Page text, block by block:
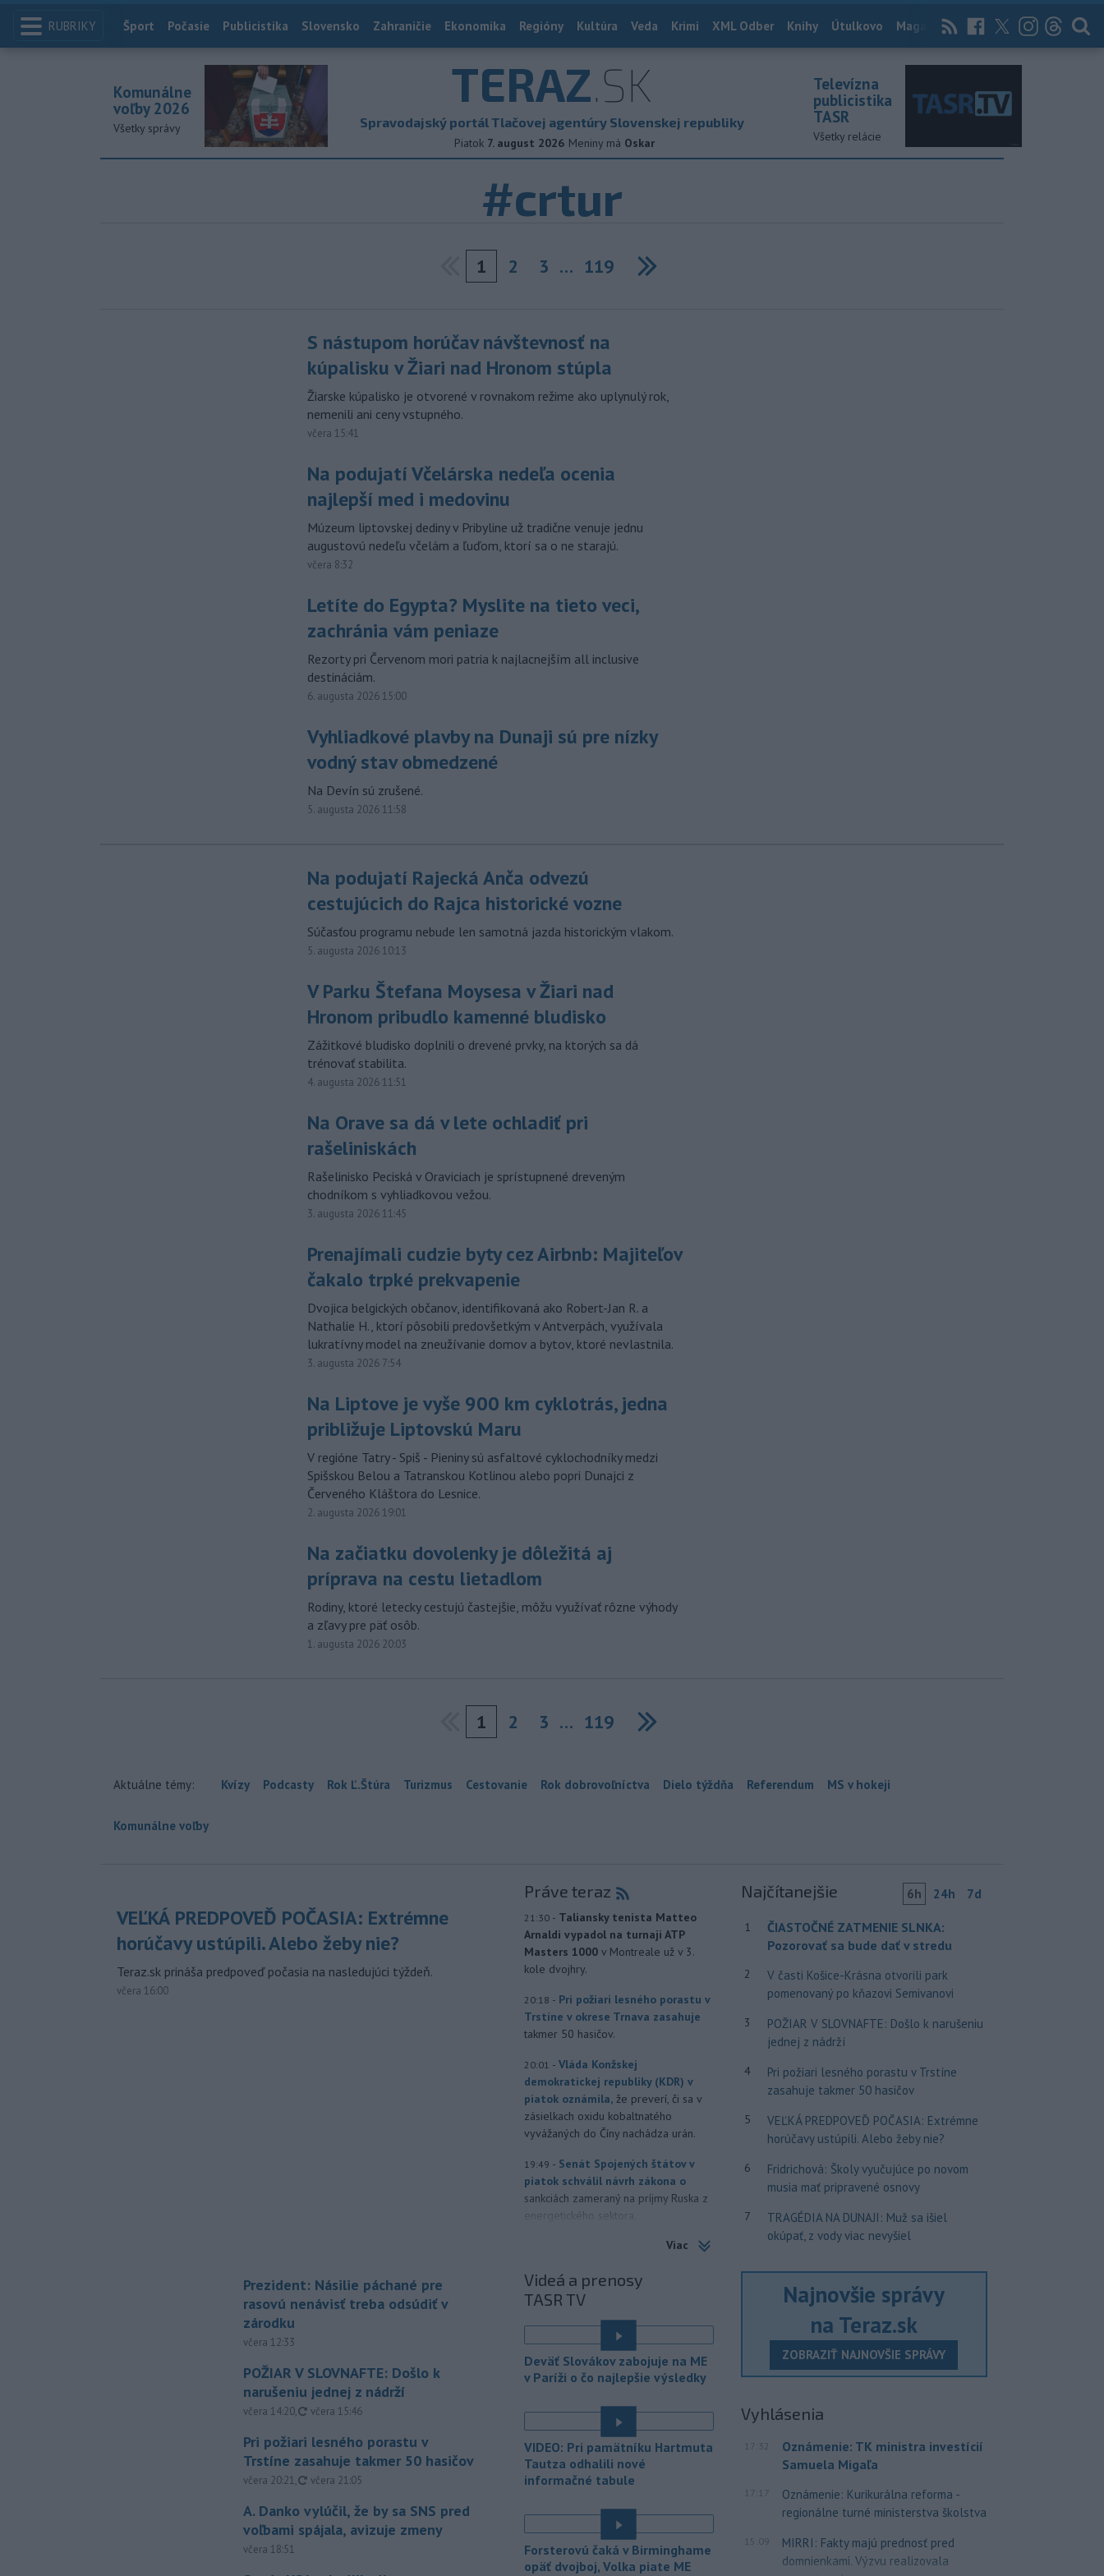
RUBRIKY Index
Šport Počasie Publicistika Slovensko Zahraničie Ekonomika Regióny Kultúra Veda Krimi XML Odber Knihy Útulkovo Magazín News Now Archív
TERAZ.SK
Spravodajský portál Tlačovej agentúry Slovenskej republiky
Piatok 7. august 2026 Meniny má Oskar
Komunálne
voľby 2026
Všetky správy
Televízna
publicistika
TASR
Všetky relácie
#crtur
1 2 3 … 119
S nástupom horúčav návštevnosť na
kúpalisku v Žiari nad Hronom stúpla
Žiarske kúpalisko je otvorené v rovnakom režime ako uplynulý rok,
nemenili ani ceny vstupného.
včera 15:41
Na podujatí Včelárska nedeľa ocenia
najlepší med i medovinu
Múzeum liptovskej dediny v Pribyline už tradične venuje jednu
augustovú nedeľu včelám a ľuďom, ktorí sa o ne starajú.
včera 8:32
Letíte do Egypta? Myslite na tieto veci,
zachránia vám peniaze
Rezorty pri Červenom mori patria k najlacnejším all inclusive
destináciám.
6. augusta 2026 15:00
Vyhliadkové plavby na Dunaji sú pre nízky
vodný stav obmedzené
Na Devín sú zrušené.
5. augusta 2026 11:58
Na podujatí Rajecká Anča odvezú
cestujúcich do Rajca historické vozne
Súčasťou programu nebude len samotná jazda historickým vlakom.
5. augusta 2026 10:13
V Parku Štefana Moysesa v Žiari nad
Hronom pribudlo kamenné bludisko
Zážitkové bludisko doplnili o drevené prvky, na ktorých sa dá
trénovať stabilita.
4. augusta 2026 11:51
Na Orave sa dá v lete ochladiť pri
rašeliniskách
Rašelinisko Peciská v Oraviciach je sprístupnené dreveným
chodníkom s vyhliadkovou vežou.
3. augusta 2026 11:45
Prenajímali cudzie byty cez Airbnb: Majiteľov
čakalo trpké prekvapenie
Dvojica belgických občanov, identifikovaná ako Robert-Jan R. a
Nathalie H., ktorí pôsobili predovšetkým v Antverpách, využívala
lukratívny model na zneužívanie domov a bytov, ktoré nevlastnila.
3. augusta 2026 7:54
Na Liptove je vyše 900 km cyklotrás, jedna
približuje Liptovskú Maru
V regióne Tatry - Spiš - Pieniny sú asfaltové cyklochodníky medzi
Spišskou Belou a Tatranskou Kotlinou alebo popri Dunajci z
Červeného Kláštora do Lesnice.
2. augusta 2026 19:01
Na začiatku dovolenky je dôležitá aj
príprava na cestu lietadlom
Rodiny, ktoré letecky cestujú častejšie, môžu využívať rôzne výhody
a zľavy pre päť osôb.
1. augusta 2026 20:03
1 2 3 … 119
Aktuálne témy: Kvízy Podcasty Rok Ľ.Štúra Turizmus Cestovanie Rok dobrovoľníctva Dielo týždňa Referendum MS v hokeji
Komunálne voľby
VEĽKÁ PREDPOVEĎ POČASIA: Extrémne
horúčavy ustúpili. Alebo žeby nie?
Teraz.sk prináša predpoveď počasia na nasledujúci týždeň.
včera 16:00
Prezident: Násilie páchané pre
rasovú nenávisť treba odsúdiť v
zárodku
včera 12:33
POŽIAR V SLOVNAFTE: Došlo k
narušeniu jednej z nádrží
včera 14:20, aktualizované
včera 15:46
Pri požiari lesného porastu v
Trstíne zasahuje takmer 50 hasičov
včera 20:21, aktualizované
včera 21:05
A. Danko vylúčil, že by sa SNS pred
voľbami spájala, avizuje zmeny
včera 18:51
Práve teraz
21:30 - Taliansky tenista Matteo
Arnaldi vypadol na turnaji ATP
Masters 1000 v Montreale už v 3.
kole dvojhry.
20:18 - Pri požiari lesného porastu v
Trstíne v okrese Trnava zasahuje
takmer 50 hasičov.
20:01 - Vláda Konžskej
demokratickej republiky (KDR) v
piatok oznámila, že preverí, či sa v
zásielkach oxidu kobaltnatého
vyvážaných do Číny nachádza urán.
19:49 - Senát Spojených štátov v
piatok schválil návrh zákona o
sankciách zameraný na príjmy Ruska z
energetického sektora.
Slovenská polícia prispela k
ktorý sa podarilo ukončiť
právoplatným odsúdením páchateľa v
15:21 - Piatkový požiar v
bratislavskej rafinérii Slovnaft je
pod kontrolou.Príčina jeho vzniku
TASR to potvrdil hovorca rafinérie
Anton Molnár.
15:17 - Ministerstvo kultúry (MK) SR
upraví verziu opatrenia o
pôsobnosti rezortu.
14:17 -
V bratislavskej rafinérii
Slovnaft horí uskladnený ropný
Viac
Videá a prenosy
TASR TV
Deväť Slovákov zabojuje na ME
v Paríži o čo najlepšie výsledky
VIDEO: Pri pamätníku Hartmuta
Tautza odhalili nové
informačné tabule
Forsterovú čaká v Birminghame
opäť dvojboj, Volka piate ME
Najčítanejšie 6h 24h 7d
1
ČIASTOČNÉ ZATMENIE SLNKA:
Pozorovať sa bude dať v stredu
2
V časti Košice-Krásna otvorili park
pomenovaný po kňazovi Semivanovi
3
POŽIAR V SLOVNAFTE: Došlo k narušeniu
jednej z nádrží
4
Pri požiari lesného porastu v Trstíne
zasahuje takmer 50 hasičov
5
VEĽKÁ PREDPOVEĎ POČASIA: Extrémne
horúčavy ustúpili. Alebo žeby nie?
6
Fridrichová: Školy vyučujúce po novom
musia mať pripravené osnovy
7
TRAGÉDIA NA DUNAJI: Muž sa išiel
okúpať, z vody viac nevyšiel
Najnovšie správy
na Teraz.sk
ZOBRAZIŤ NAJNOVŠIE SPRÁVY
Vyhlásenia
17:32
Oznámenie: TK ministra investícií
Samuela Migaľa
17:17
Oznámenie: Kurikurálna reforma -
regionálne turné ministerstva školstva
15:09
MIRRI: Fakty majú prednosť pred
domnienkami. Výzvu realizovala